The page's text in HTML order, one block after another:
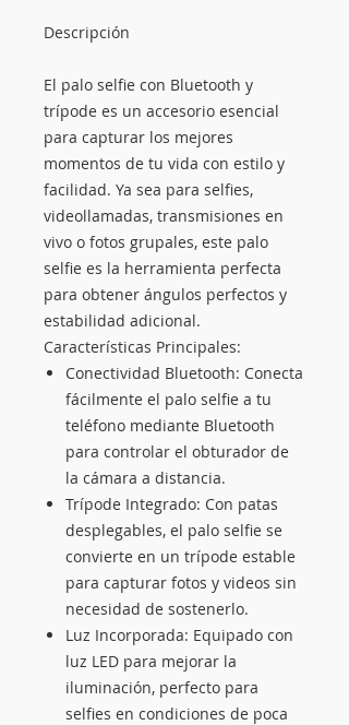
Descripción
El palo selfie con Bluetooth y
trípode es un accesorio esencial
para capturar los mejores
momentos de tu vida con estilo y
facilidad. Ya sea para selfies,
videollamadas, transmisiones en
vivo o fotos grupales, este palo
selfie es la herramienta perfecta
para obtener ángulos perfectos y
estabilidad adicional.
Características Principales:
Conectividad Bluetooth: Conecta
fácilmente el palo selfie a tu
teléfono mediante Bluetooth
para controlar el obturador de
la cámara a distancia.
Trípode Integrado: Con patas
desplegables, el palo selfie se
convierte en un trípode estable
para capturar fotos y videos sin
necesidad de sostenerlo.
Luz Incorporada: Equipado con
luz LED para mejorar la
iluminación, perfecto para
selfies en condiciones de poca